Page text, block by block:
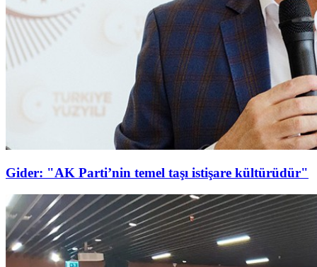
Gider: "AK Parti’nin temel taşı istişare kültürüdür"